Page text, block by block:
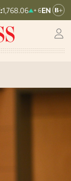
HNX30:455.12